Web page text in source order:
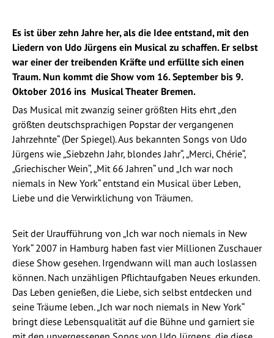
Es ist über zehn Jahre her, als die Idee entstand, mit den
Liedern von Udo Jürgens ein Musical zu schaffen. Er selbst
war einer der treibenden Kräfte und erfüllte sich einen
Traum. Nun kommt die Show vom 16. September bis 9.
Oktober 2016 ins Musical Theater Bremen.
Das Musical mit zwanzig seiner größten Hits ehrt „den
größten deutschsprachigen Popstar der vergangenen
Jahrzehnte“ (Der Spiegel). Aus bekannten Songs von Udo
Jürgens wie „Siebzehn Jahr, blondes Jahr“, „Merci, Chérie“,
„Griechischer Wein“, „Mit 66 Jahren“ und „Ich war noch
niemals in New York“ entstand ein Musical über Leben,
Liebe und die Verwirklichung von Träumen.
Seit der Uraufführung von „Ich war noch niemals in New
York“ 2007 in Hamburg haben fast vier Millionen Zuschauer
diese Show gesehen. Irgendwann will man auch loslassen
können. Nach unzähligen Pflichtaufgaben Neues erkunden.
Das Leben genießen, die Liebe, sich selbst entdecken und
seine Träume leben. „Ich war noch niemals in New York“
bringt diese Lebensqualität auf die Bühne und garniert sie